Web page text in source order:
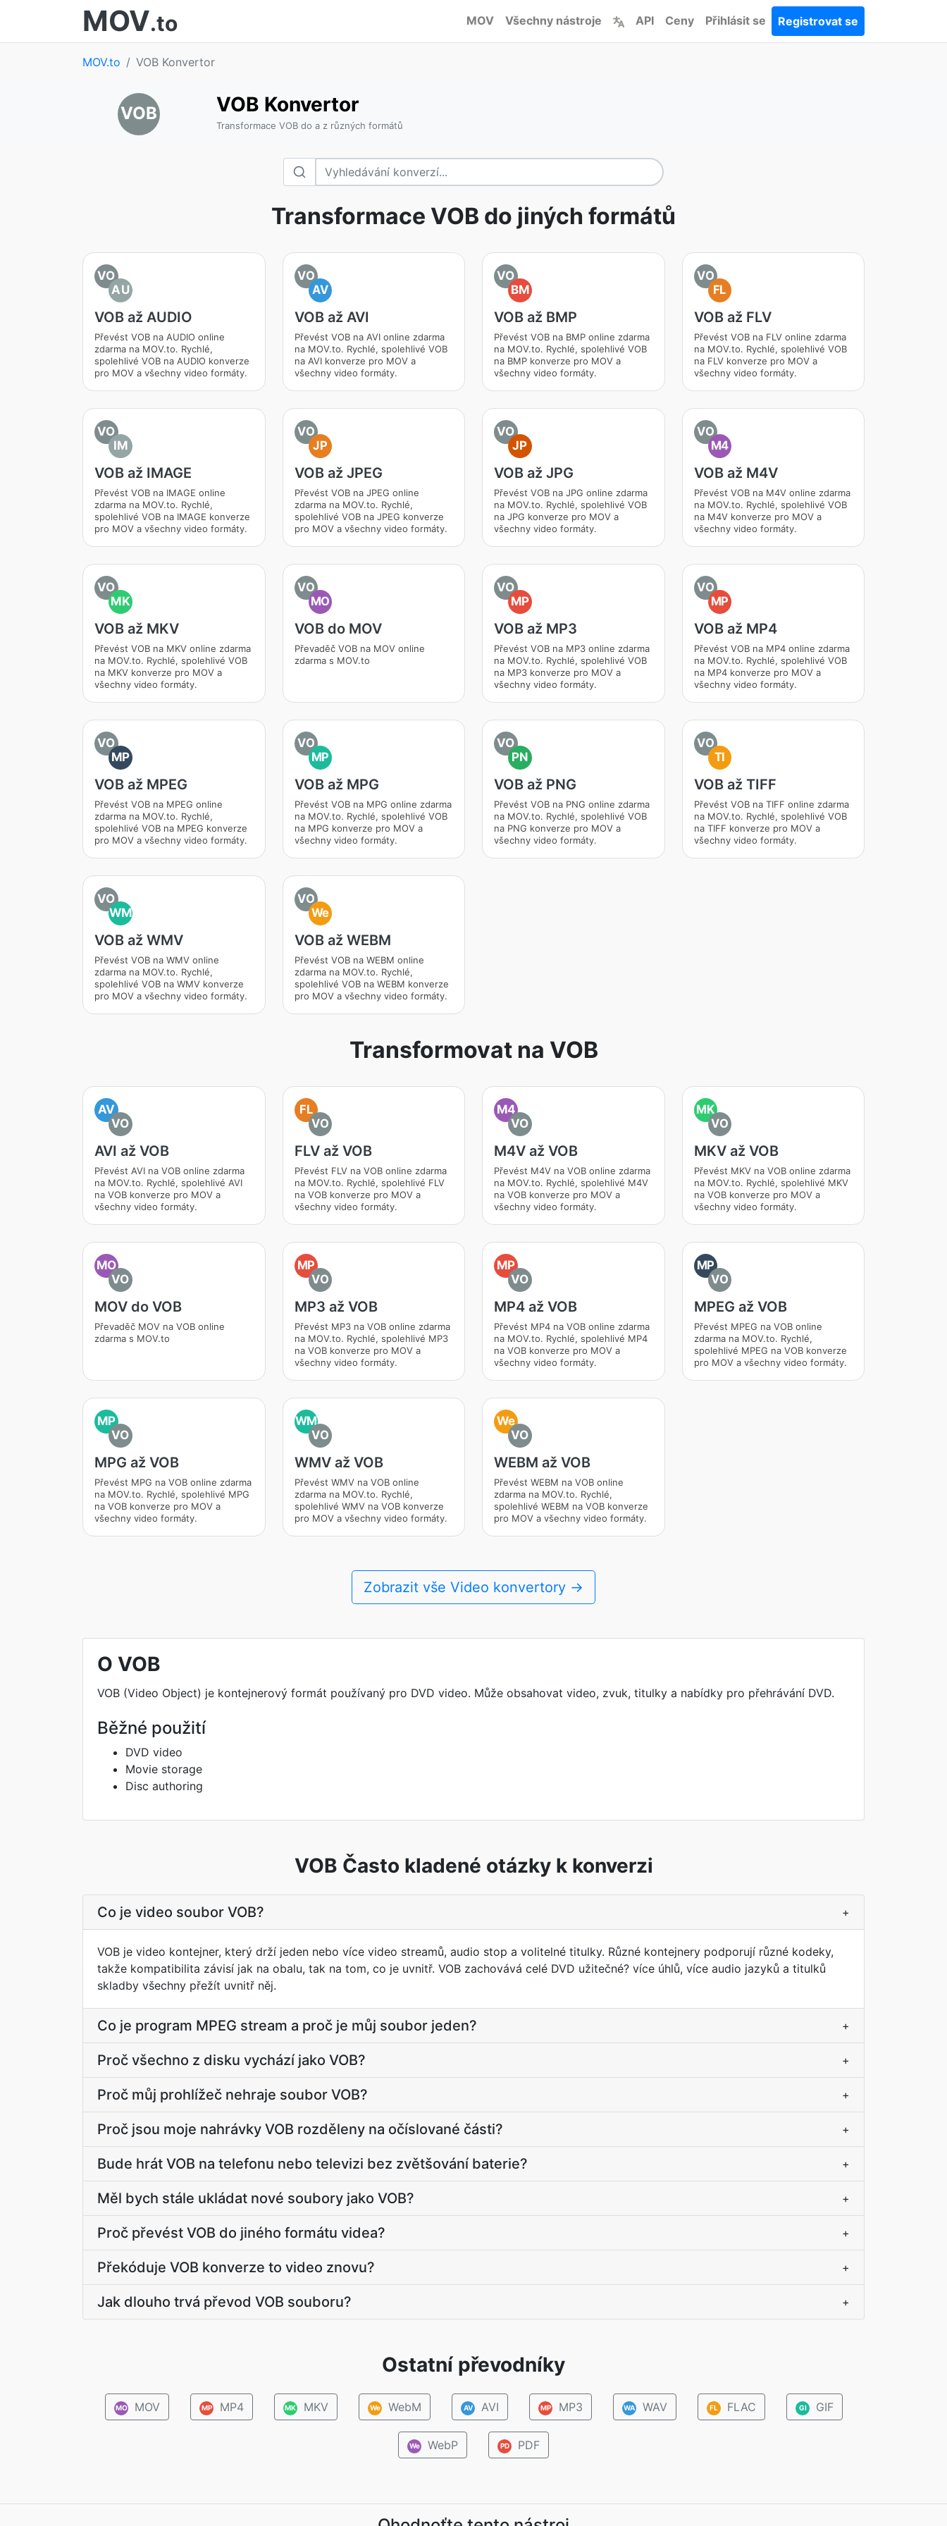
MOV.to MOV Všechny nástroje API Ceny Přihlásit se Registrovat se
MOV.to VOB Konvertor
VOB VOB Konvertor
Transformace VOB do a z různých formátů
Transformace VOB do jiných formátů
VO
AU
VOB až AUDIO
Převést VOB na AUDIO online
zdarma na MOV.to. Rychlé,
spolehlivé VOB na AUDIO konverze
pro MOV a všechny video formáty.
VO
AV
VOB až AVI
Převést VOB na AVI online zdarma
na MOV.to. Rychlé, spolehlivé VOB
na AVI konverze pro MOV a
všechny video formáty.
VO
BM
VOB až BMP
Převést VOB na BMP online zdarma
na MOV.to. Rychlé, spolehlivé VOB
na BMP konverze pro MOV a
všechny video formáty.
VO
FL
VOB až FLV
Převést VOB na FLV online zdarma
na MOV.to. Rychlé, spolehlivé VOB
na FLV konverze pro MOV a
všechny video formáty.
VO
IM
VOB až IMAGE
Převést VOB na IMAGE online
zdarma na MOV.to. Rychlé,
spolehlivé VOB na IMAGE konverze
pro MOV a všechny video formáty.
VO
JP
VOB až JPEG
Převést VOB na JPEG online
zdarma na MOV.to. Rychlé,
spolehlivé VOB na JPEG konverze
pro MOV a všechny video formáty.
VO
JP
VOB až JPG
Převést VOB na JPG online zdarma
na MOV.to. Rychlé, spolehlivé VOB
na JPG konverze pro MOV a
všechny video formáty.
VO
M4
VOB až M4V
Převést VOB na M4V online zdarma
na MOV.to. Rychlé, spolehlivé VOB
na M4V konverze pro MOV a
všechny video formáty.
VO
MK
VOB až MKV
Převést VOB na MKV online zdarma
na MOV.to. Rychlé, spolehlivé VOB
na MKV konverze pro MOV a
všechny video formáty.
VO
MO
VOB do MOV
Převaděč VOB na MOV online
zdarma s MOV.to
VO
MP
VOB až MP3
Převést VOB na MP3 online zdarma
na MOV.to. Rychlé, spolehlivé VOB
na MP3 konverze pro MOV a
všechny video formáty.
VO
MP
VOB až MP4
Převést VOB na MP4 online zdarma
na MOV.to. Rychlé, spolehlivé VOB
na MP4 konverze pro MOV a
všechny video formáty.
VO
MP
VOB až MPEG
Převést VOB na MPEG online
zdarma na MOV.to. Rychlé,
spolehlivé VOB na MPEG konverze
pro MOV a všechny video formáty.
VO
MP
VOB až MPG
Převést VOB na MPG online zdarma
na MOV.to. Rychlé, spolehlivé VOB
na MPG konverze pro MOV a
všechny video formáty.
VO
PN
VOB až PNG
Převést VOB na PNG online zdarma
na MOV.to. Rychlé, spolehlivé VOB
na PNG konverze pro MOV a
všechny video formáty.
VO
TI
VOB až TIFF
Převést VOB na TIFF online zdarma
na MOV.to. Rychlé, spolehlivé VOB
na TIFF konverze pro MOV a
všechny video formáty.
VO
WM
VOB až WMV
Převést VOB na WMV online
zdarma na MOV.to. Rychlé,
spolehlivé VOB na WMV konverze
pro MOV a všechny video formáty.
VO
We
VOB až WEBM
Převést VOB na WEBM online
zdarma na MOV.to. Rychlé,
spolehlivé VOB na WEBM konverze
pro MOV a všechny video formáty.
Transformovat na VOB
AV
VO
AVI až VOB
Převést AVI na VOB online zdarma
na MOV.to. Rychlé, spolehlivé AVI
na VOB konverze pro MOV a
všechny video formáty.
FL
VO
FLV až VOB
Převést FLV na VOB online zdarma
na MOV.to. Rychlé, spolehlivé FLV
na VOB konverze pro MOV a
všechny video formáty.
M4
VO
M4V až VOB
Převést M4V na VOB online zdarma
na MOV.to. Rychlé, spolehlivé M4V
na VOB konverze pro MOV a
všechny video formáty.
MK
VO
MKV až VOB
Převést MKV na VOB online zdarma
na MOV.to. Rychlé, spolehlivé MKV
na VOB konverze pro MOV a
všechny video formáty.
MO
VO
MOV do VOB
Převaděč MOV na VOB online
zdarma s MOV.to
MP
VO
MP3 až VOB
Převést MP3 na VOB online zdarma
na MOV.to. Rychlé, spolehlivé MP3
na VOB konverze pro MOV a
všechny video formáty.
MP
VO
MP4 až VOB
Převést MP4 na VOB online zdarma
na MOV.to. Rychlé, spolehlivé MP4
na VOB konverze pro MOV a
všechny video formáty.
MP
VO
MPEG až VOB
Převést MPEG na VOB online
zdarma na MOV.to. Rychlé,
spolehlivé MPEG na VOB konverze
pro MOV a všechny video formáty.
MP
VO
MPG až VOB
Převést MPG na VOB online zdarma
na MOV.to. Rychlé, spolehlivé MPG
na VOB konverze pro MOV a
všechny video formáty.
WM
VO
WMV až VOB
Převést WMV na VOB online
zdarma na MOV.to. Rychlé,
spolehlivé WMV na VOB konverze
pro MOV a všechny video formáty.
We
VO
WEBM až VOB
Převést WEBM na VOB online
zdarma na MOV.to. Rychlé,
spolehlivé WEBM na VOB konverze
pro MOV a všechny video formáty.
Zobrazit vše Video konvertory →
O VOB
VOB (Video Object) je kontejnerový formát používaný pro DVD video. Může obsahovat video, zvuk, titulky a nabídky pro přehrávání DVD.
Běžné použití
DVD video
Movie storage
Disc authoring
VOB Často kladené otázky k konverzi
Co je video soubor VOB? +
VOB je video kontejner, který drží jeden nebo více video streamů, audio stop a volitelné titulky. Různé kontejnery podporují různé kodeky,
takže kompatibilita závisí jak na obalu, tak na tom, co je uvnitř. VOB zachovává celé DVD užitečné? více úhlů, více audio jazyků a titulků
skladby všechny přežít uvnitř něj.
Co je program MPEG stream a proč je můj soubor jeden? +
Proč všechno z disku vychází jako VOB? +
Proč můj prohlížeč nehraje soubor VOB? +
Proč jsou moje nahrávky VOB rozděleny na očíslované části? +
Bude hrát VOB na telefonu nebo televizi bez zvětšování baterie? +
Měl bych stále ukládat nové soubory jako VOB? +
Proč převést VOB do jiného formátu videa? +
Překóduje VOB konverze to video znovu? +
Jak dlouho trvá převod VOB souboru? +
Ostatní převodníky
MO MOV MP MP4 MK MKV We WebM AV AVI MP MP3 WA WAV FL FLAC GI GIF
We WebP PD PDF